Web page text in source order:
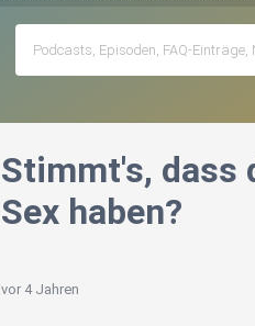
Stimmt's, dass
Sex haben?
vor 4 Jahren